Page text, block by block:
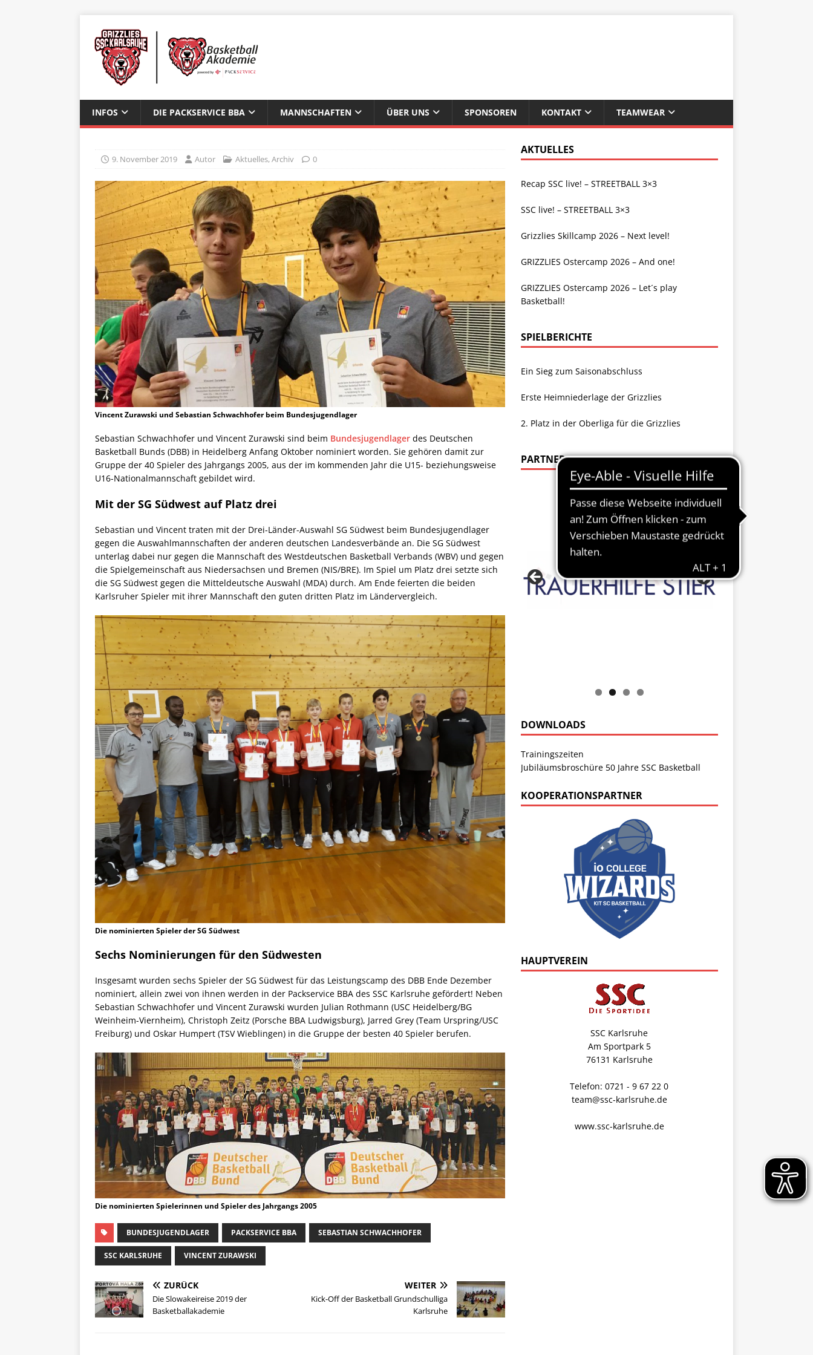
INFOS DIE PACKSERVICE BBA MANNSCHAFTEN ÜBER UNS SPONSOREN KONTAKT TEAMWEAR
9. November 2019 Autor Aktuelles,Archiv 0
Vincent Zurawski und Sebastian Schwachhofer beim Bundesjugendlager
Sebastian Schwachhofer und Vincent Zurawski sind beim Bundesjugendlager des Deutschen
Basketball Bunds (DBB) in Heidelberg Anfang Oktober nominiert worden. Sie gehören damit zur
Gruppe der 40 Spieler des Jahrgangs 2005, aus der im kommenden Jahr die U15- beziehungsweise
U16-Nationalmannschaft gebildet wird.
Mit der SG Südwest auf Platz drei
Sebastian und Vincent traten mit der Drei-Länder-Auswahl SG Südwest beim Bundesjugendlager
gegen die Auswahlmannschaften der anderen deutschen Landesverbände an. Die SG Südwest
unterlag dabei nur gegen die Mannschaft des Westdeutschen Basketball Verbands (WBV) und gegen
die Spielgemeinschaft aus Niedersachsen und Bremen (NIS/BRE). Im Spiel um Platz drei setzte sich
die SG Südwest gegen die Mitteldeutsche Auswahl (MDA) durch. Am Ende feierten die beiden
Karlsruher Spieler mit ihrer Mannschaft den guten dritten Platz im Ländervergleich.
Die nominierten Spieler der SG Südwest
Sechs Nominierungen für den Südwesten
Insgesamt wurden sechs Spieler der SG Südwest für das Leistungscamp des DBB Ende Dezember
nominiert, allein zwei von ihnen werden in der Packservice BBA des SSC Karlsruhe gefördert! Neben
Sebastian Schwachhofer und Vincent Zurawski wurden Julian Rothmann (USC Heidelberg/BG
Weinheim-Viernheim), Christoph Zeitz (Porsche BBA Ludwigsburg), Jarred Grey (Team Urspring/USC
Freiburg) und Oskar Humpert (TSV Wieblingen) in die Gruppe der besten 40 Spieler berufen.
Die nominierten Spielerinnen und Spieler des Jahrgangs 2005
BUNDESJUGENDLAGER PACKSERVICE BBA SEBASTIAN SCHWACHHOFER
SSC KARLSRUHE VINCENT ZURAWSKI
ZURÜCK
Die Slowakeireise 2019 der
Basketballakademie
WEITER
Kick-Off der Basketball Grundschulliga
Karlsruhe
AKTUELLES
Recap SSC live! – STREETBALL 3×3
SSC live! – STREETBALL 3×3
Grizzlies Skillcamp 2026 – Next level!
GRIZZLIES Ostercamp 2026 – And one!
GRIZZLIES Ostercamp 2026 – Let´s play
Basketball!
SPIELBERICHTE
Ein Sieg zum Saisonabschluss
Erste Heimniederlage der Grizzlies
2. Platz in der Oberliga für die Grizzlies
PARTNER
DOWNLOADS
Trainingszeiten
Jubiläumsbroschüre 50 Jahre SSC Basketball
KOOPERATIONSPARTNER
HAUPTVEREIN
SSC Karlsruhe
Am Sportpark 5
76131 Karlsruhe
Telefon: 0721 - 9 67 22 0
team@ssc-karlsruhe.de
www.ssc-karlsruhe.de